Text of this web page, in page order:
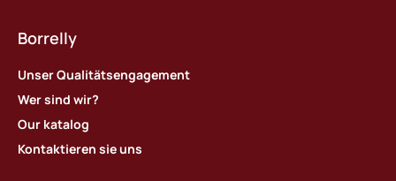
Borrelly
Unser Qualitätsengagement
Wer sind wir?
Our katalog
Kontaktieren sie uns